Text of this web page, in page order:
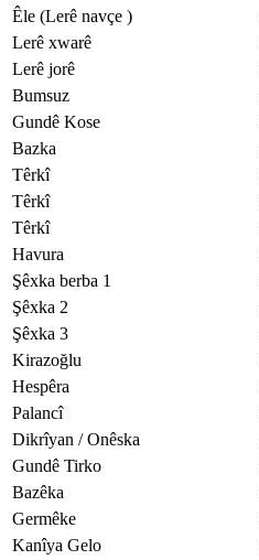
Êle (Lerê navçe )
Lerê xwarê
Lerê jorê
Bumsuz
Gundê Kose
Bazka
Têrkî
Têrkî
Têrkî
Havura
Şêxka berba 1
Şêxka 2
Şêxka 3
Kirazoğlu
Hespêra
Palancî
Dikrîyan / Onêska
Gundê Tirko
Bazêka
Germêke
Kanîya Gelo